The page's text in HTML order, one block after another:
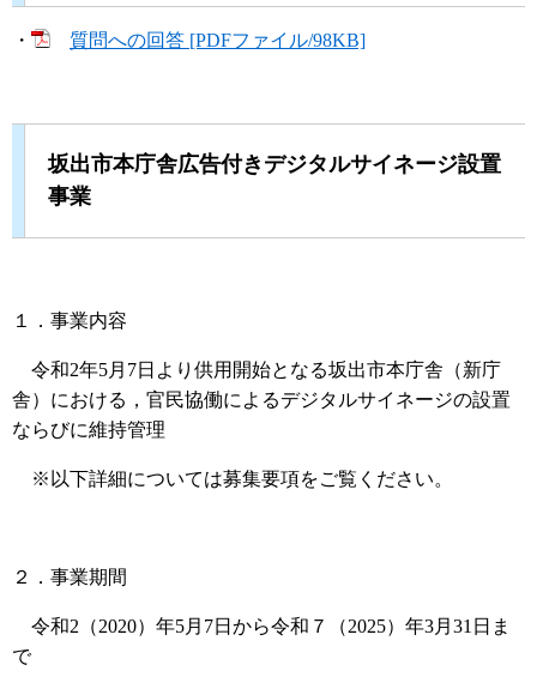
・ 質問への回答 [PDFファイル/98KB]
坂出市本庁舎広告付きデジタルサイネージ設置
事業
１．事業内容
令和2年5月7日より供用開始となる坂出市本庁舎（新庁
舎）における，官民協働によるデジタルサイネージの設置
ならびに維持管理
※以下詳細については募集要項をご覧ください。
２．事業期間
令和2（2020）年5月7日から令和７（2025）年3月31日ま
で